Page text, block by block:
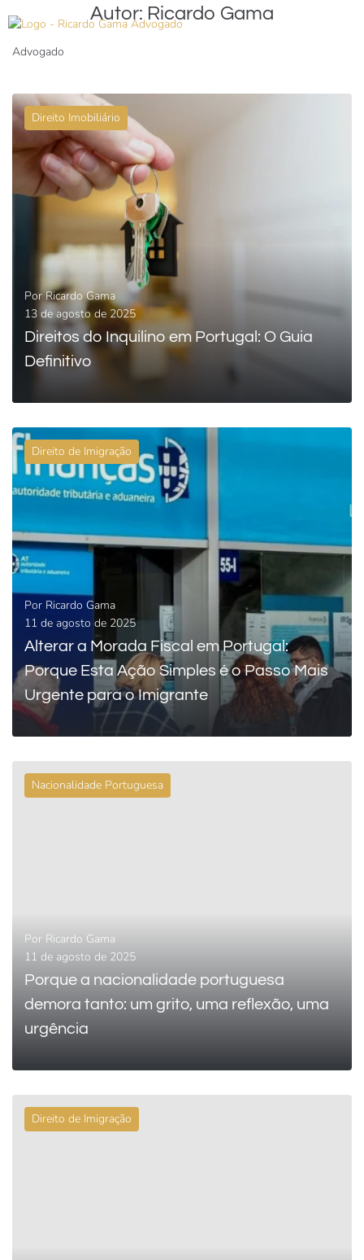
Autor: Ricardo Gama
Advogado
Direito Imobiliário
PorRicardo Gama
13 de agosto de 2025
Direitos do Inquilino em Portugal: O Guia
Definitivo
LEIA MAIS
Direito de Imigração
Por Ricardo Gama
11 de agosto de 2025
Alterar a Morada Fiscal em Portugal:
Porque Esta Ação Simples é o Passo Mais
Urgente para o Imigrante
Nacionalidade Portuguesa
Por Ricardo Gama
11 de agosto de 2025
Porque a nacionalidade portuguesa
demora tanto: um grito, uma reflexão, uma
urgência
Direito de Imigração